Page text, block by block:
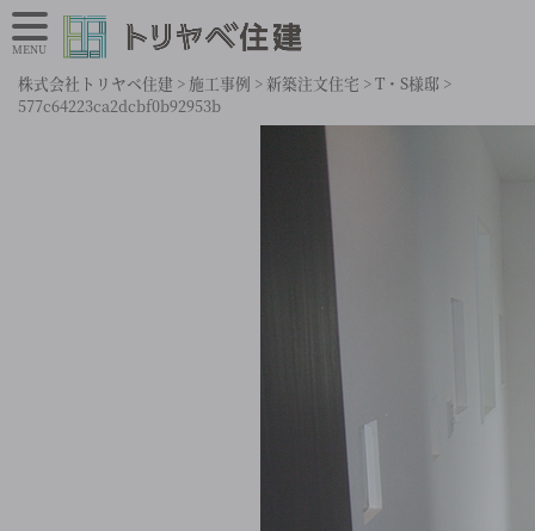
株式会社トリヤベ住建 > 施工事例 > 新築注文住宅 >T・S様邸 >
577c64223ca2dcbf0b92953b
MENU